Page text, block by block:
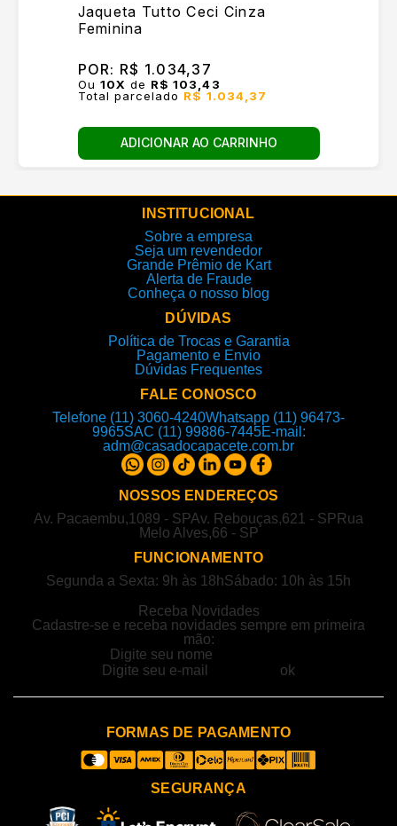
Jaqueta Tutto Ceci Cinza
Feminina
POR: R$ 1.034,37
Ou 10X de R$ 103,43
Total parcelado R$ 1.034,37
ADICIONAR AO CARRINHO
INSTITUCIONAL
Sobre a empresa
Seja um revendedor
Grande Prêmio de Kart
Alerta de Fraude
Conheça o nosso blog
DÚVIDAS
Política de Trocas e Garantia
Pagamento e Envio
Dúvidas Frequentes
FALE CONOSCO
Telefone (11) 3060-4240Whatsapp (11) 96473-
9965SAC (11) 99886-7445E-mail:
adm@casadocapacete.com.br
NOSSOS ENDEREÇOS
Av. Pacaembu,1089 - SPAv. Rebouças,621 - SP Rua
Melo Alves,66 - SP
FUNCIONAMENTO
Segunda a Sexta: 9h às 18hSábado: 10h às 15h
Receba Novidades
Cadastre-se e receba novidades sempre em primeira
mão:
FORMAS DE PAGAMENTO
SEGURANÇA